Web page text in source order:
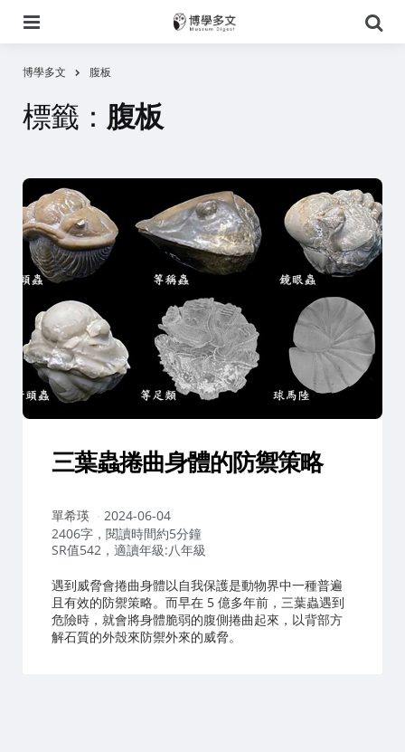
尋
博學多文 腹板
標籤： 腹板
三葉蟲捲曲身體的防禦策略
作
者：
單希瑛
2024-06-04
2406字，閱讀時間約5分鐘
SR值542，適讀年級:八年級
遇到威脅會捲曲身體以自我保護是動物界中一種普遍
且有效的防禦策略。而早在 5 億多年前，三葉蟲遇到
危險時，就會將身體脆弱的腹側捲曲起來，以背部方
解石質的外殼來防禦外來的威脅。